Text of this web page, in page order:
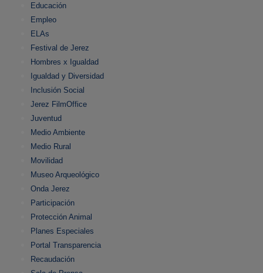
Educación
Empleo
ELAs
Festival de Jerez
Hombres x Igualdad
Igualdad y Diversidad
Inclusión Social
Jerez FilmOffice
Juventud
Medio Ambiente
Medio Rural
Movilidad
Museo Arqueológico
Onda Jerez
Participación
Protección Animal
Planes Especiales
Portal Transparencia
Recaudación